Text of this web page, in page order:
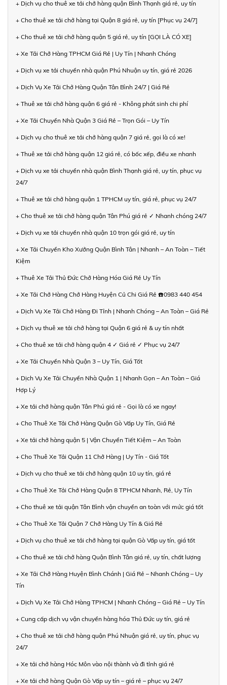
+ Dịch vụ cho thuê xe tải chở hàng quận Bình Thạnh giá rẻ, uy tín
+ Cho thuê xe tải chở hàng tại Quận 8 giá rẻ, uy tín [Phục vụ 24/7]
+ Cho thuê xe tải chở hàng quận 5 giá rẻ, uy tín [GỌI LÀ CÓ XE]
+ Xe Tải Chở Hàng TPHCM Giá Rẻ | Uy Tín | Nhanh Chóng
+ Dịch vụ xe tải chuyển nhà quận Phú Nhuận uy tín, giá rẻ 2026
+ Dịch Vụ Xe Tải Chở Hàng Quận Tân Bình 24/7 | Giá Rẻ
+ Thuê xe tải chở hàng quận 6 giá rẻ - Không phát sinh chi phí
+ Xe Tải Chuyển Nhà Quận 3 Giá Rẻ – Trọn Gói – Uy Tín
+ Dịch vụ cho thuê xe tải chở hàng quận 7 giá rẻ, gọi là có xe!
+ Thuê xe tải chở hàng quận 12 giá rẻ, có bốc xếp, điều xe nhanh
+ Dịch vụ xe tải chuyển nhà quận Bình Thạnh giá rẻ, uy tín, phục vụ
24/7
+ Thuê xe tải chở hàng quận 1 TPHCM uy tín, giá rẻ, phục vụ 24/7
+ Cho thuê xe tải chở hàng quận Tân Phú giá rẻ ✓ Nhanh chóng 24/7
+ Dịch vụ xe tải chuyển nhà quận 10 trọn gói giá rẻ, uy tín
+ Xe Tải Chuyển Kho Xưởng Quận Bình Tân | Nhanh – An Toàn – Tiết
Kiệm
+ Thuê Xe Tải Thủ Đức Chở Hàng Hóa Giá Rẻ Uy Tín
+ Xe Tải Chở Hàng Chở Hàng Huyện Củ Chi Giá Rẻ ☎️0983 440 454
+ Dịch Vụ Xe Tải Chở Hàng Đi Tỉnh | Nhanh Chóng – An Toàn – Giá Rẻ
+ Dịch vụ thuê xe tải chở hàng tại Quận 6 giá rẻ & uy tín nhất
+ Cho thuê xe tải chở hàng quận 4 ✓ Giá rẻ ✓ Phục vụ 24/7
+ Xe Tải Chuyển Nhà Quận 3 – Uy Tín, Giá Tốt
+ Dịch Vụ Xe Tải Chuyển Nhà Quận 1 | Nhanh Gọn – An Toàn – Giá
Hợp Lý
+ Xe tải chở hàng quận Tân Phú giá rẻ - Gọi là có xe ngay!
+ Cho Thuê Xe Tải Chở Hàng Quận Gò Vấp Uy Tín, Giá Rẻ
+ Xe tải chở hàng quận 5 | Vận Chuyển Tiết Kiệm – An Toàn
+ Cho Thuê Xe Tải Quận 11 Chở Hàng | Uy Tín - Giá Tốt
+ Dịch vụ cho thuê xe tải chở hàng quận 10 uy tín, giá rẻ
+ Cho Thuê Xe Tải Chở Hàng Quận 8 TPHCM Nhanh, Rẻ, Uy Tín
+ Cho thuê xe tải quận Tân Bình vận chuyển an toàn với mức giá tốt
+ Cho Thuê Xe Tải Quận 7 Chở Hàng Uy Tín & Giá Rẻ
+ Dịch vụ cho thuê xe tải chở hàng tại quận Gò Vấp uy tín, giá tốt
+ Cho thuê xe tải chở hàng Quận Bình Tân giá rẻ, uy tín, chất lượng
+ Xe Tải Chở Hàng Huyện Bình Chánh | Giá Rẻ – Nhanh Chóng – Uy
Tín
+ Dịch Vụ Xe Tải Chở Hàng TPHCM | Nhanh Chóng – Giá Rẻ – Uy Tín
+ Cung cấp dịch vụ vận chuyển hàng hóa Thủ Đức uy tín, giá rẻ
+ Cho thuê xe tải chở hàng quận Phú Nhuận giá rẻ, uy tín, phục vụ
24/7
+ Xe tải chở hàng Hóc Môn vào nội thành và đi tỉnh giá rẻ
+ Xe tải chở hàng Quận Gò Vấp uy tín – giá rẻ – phục vụ 24/7